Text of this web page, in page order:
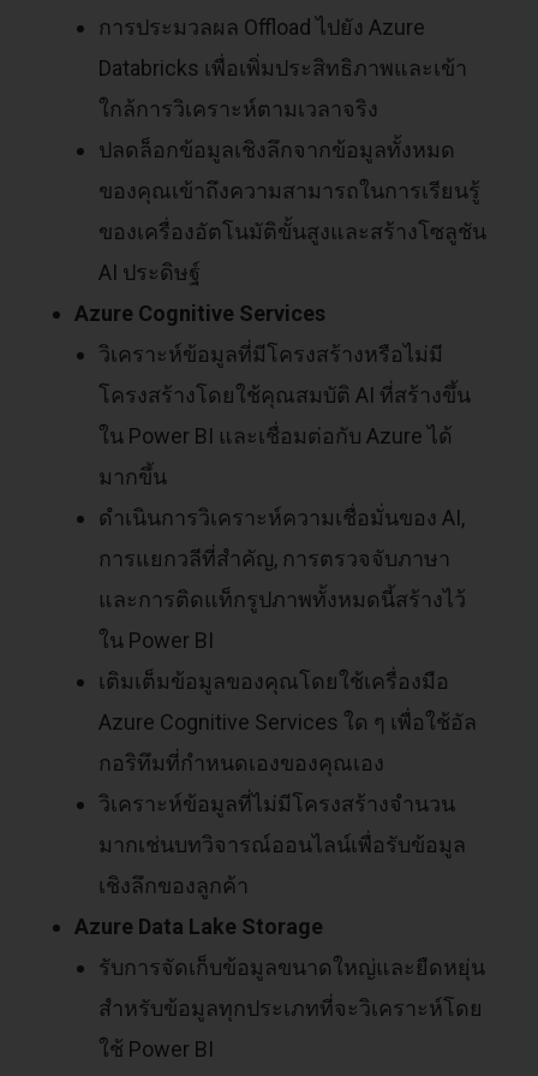
การประมวลผล Offload ไปยัง Azure
Databricks เพื่อเพิ่มประสิทธิภาพและเข้า
ใกล้การวิเคราะห์ตามเวลาจริง
ปลดล็อกข้อมูลเชิงลึกจากข้อมูลทั้งหมด
ของคุณเข้าถึงความสามารถในการเรียนรู้
ของเครื่องอัตโนมัติขั้นสูงและสร้างโซลูชัน
AI ประดิษฐ์
Azure Cognitive Services
วิเคราะห์ข้อมูลที่มีโครงสร้างหรือไม่มี
โครงสร้างโดยใช้คุณสมบัติ AI ที่สร้างขึ้น
ใน Power BI และเชื่อมต่อกับ Azure ได้
มากขึ้น
ดำเนินการวิเคราะห์ความเชื่อมั่นของ AI,
การแยกวลีที่สำคัญ, การตรวจจับภาษา
และการติดแท็กรูปภาพทั้งหมดนี้สร้างไว้
ใน Power BI
เติมเต็มข้อมูลของคุณโดยใช้เครื่องมือ
Azure Cognitive Services ใด ๆ เพื่อใช้อัล
กอริทึมที่กำหนดเองของคุณเอง
วิเคราะห์ข้อมูลที่ไม่มีโครงสร้างจำนวน
มากเช่นบทวิจารณ์ออนไลน์เพื่อรับข้อมูล
เชิงลึกของลูกค้า
Azure Data Lake Storage
รับการจัดเก็บข้อมูลขนาดใหญ่และยืดหยุ่น
สำหรับข้อมูลทุกประเภทที่จะวิเคราะห์โดย
ใช้ Power BI